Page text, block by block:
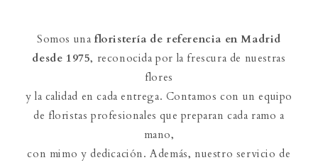
Somos una floristería de referencia en Madrid
desde 1975, reconocida por la frescura de nuestras
flores
y la calidad en cada entrega. Contamos con un equipo
de floristas profesionales que preparan cada ramo a
mano,
con mimo y dedicación. Además, nuestro servicio de